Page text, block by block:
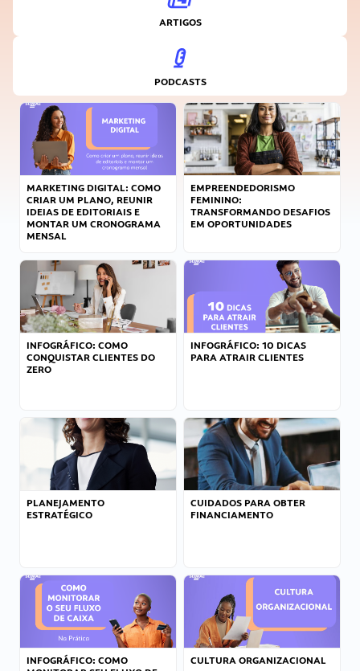
ARTIGOS
PODCASTS
MARKETING DIGITAL: COMO
CRIAR UM PLANO, REUNIR
IDEIAS DE EDITORIAIS E
MONTAR UM CRONOGRAMA
MENSAL
EMPREENDEDORISMO
FEMININO:
TRANSFORMANDO DESAFIOS
EM OPORTUNIDADES
INFOGRÁFICO: COMO
CONQUISTAR CLIENTES DO
ZERO
INFOGRÁFICO: 10 DICAS
PARA ATRAIR CLIENTES
PLANEJAMENTO
ESTRATÉGICO
CUIDADOS PARA OBTER
FINANCIAMENTO
INFOGRÁFICO: COMO
CULTURA ORGANIZACIONAL